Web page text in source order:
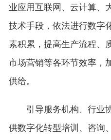
业应用互联网、云计算、
技术手段，依法进行数字
素积累，提高生产流程、
市场营销等各环节效率，
供给。
引导服务机构、行业
供数字化转型培训、咨询